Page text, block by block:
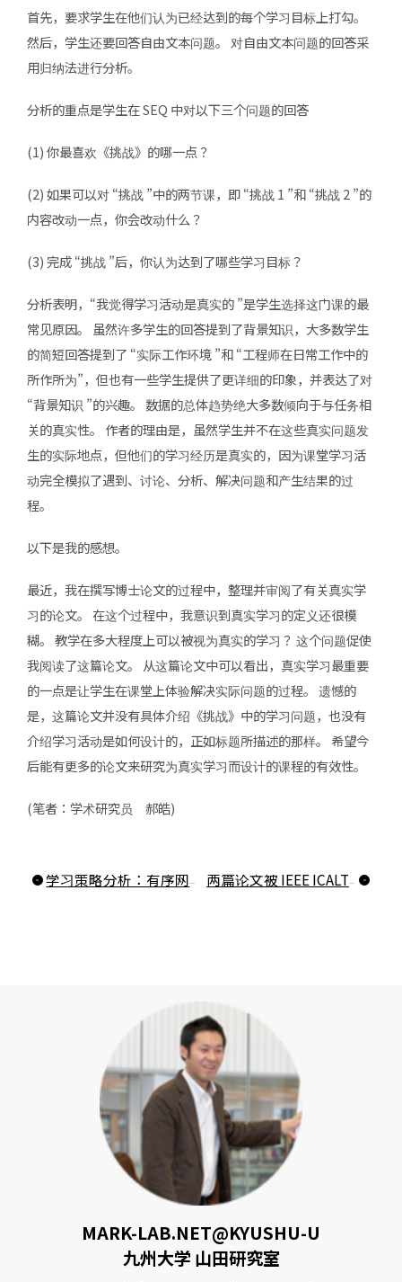
首先，要求学生在他们认为已经达到的每个学习目标上打勾。
然后，学生还要回答自由文本问题。 对自由文本问题的回答采
用归纳法进行分析。
分析的重点是学生在 SEQ 中对以下三个问题的回答
(1) 你最喜欢《挑战》的哪一点？
(2) 如果可以对 “挑战 ”中的两节课，即 “挑战 1 ”和 “挑战 2 ”的
内容改动一点，你会改动什么？
(3) 完成 “挑战 ”后，你认为达到了哪些学习目标？
分析表明，“我觉得学习活动是真实的 ”是学生选择这门课的最
常见原因。 虽然许多学生的回答提到了背景知识，大多数学生
的简短回答提到了 “实际工作环境 ”和 “工程师在日常工作中的
所作所为”，但也有一些学生提供了更详细的印象，并表达了对
“背景知识 ”的兴趣。 数据的总体趋势绝大多数倾向于与任务相
关的真实性。 作者的理由是，虽然学生并不在这些真实问题发
生的实际地点，但他们的学习经历是真实的，因为课堂学习活
动完全模拟了遇到、讨论、分析、解决问题和产生结果的过
程。
以下是我的感想。
最近，我在撰写博士论文的过程中，整理并审阅了有关真实学
习的论文。 在这个过程中，我意识到真实学习的定义还很模
糊。 教学在多大程度上可以被视为真实的学习？ 这个问题促使
我阅读了这篇论文。 从这篇论文中可以看出，真实学习最重要
的一点是让学生在课堂上体验解决实际问题的过程。 遗憾的
是，这篇论文并没有具体介绍《挑战》中的学习问题，也没有
介绍学习活动是如何设计的，正如标题所描述的那样。 希望今
后能有更多的论文来研究为真实学习而设计的课程的有效性。
(笔者：学术研究员 郝皓)
学习策略分析：有序网络分析与过程挖掘 两篇论文被 IEEE ICALT 2024 接收！！
MARK-LAB.NET@KYUSHU-U
九州大学 山田研究室